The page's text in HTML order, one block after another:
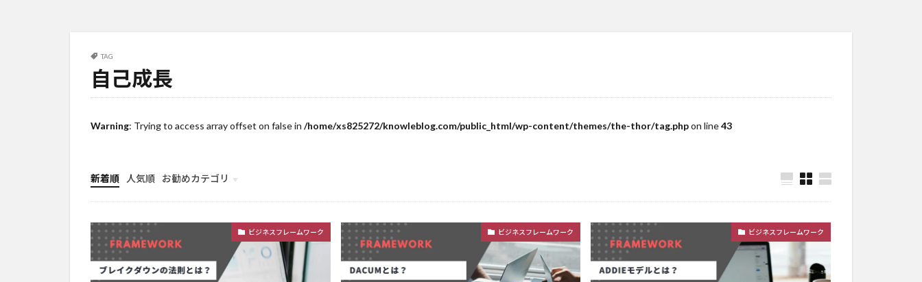
TAG
自己成長
Warning: Trying to access array offset on false in /home/xs825272/knowleblog.com/public_html/wp-content/themes/the-thor/tag.phpon line43
新着順 人気順
お勧めカテゴリ
ビジネスフレームワーク
ロジカルシンキング
マーケティング
ビジネスフレームワーク ビジネスフレームワーク ビジネスフレームワーク